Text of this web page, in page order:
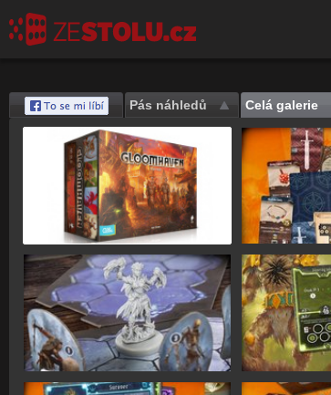
Pás náhledů Celá galerie
Save